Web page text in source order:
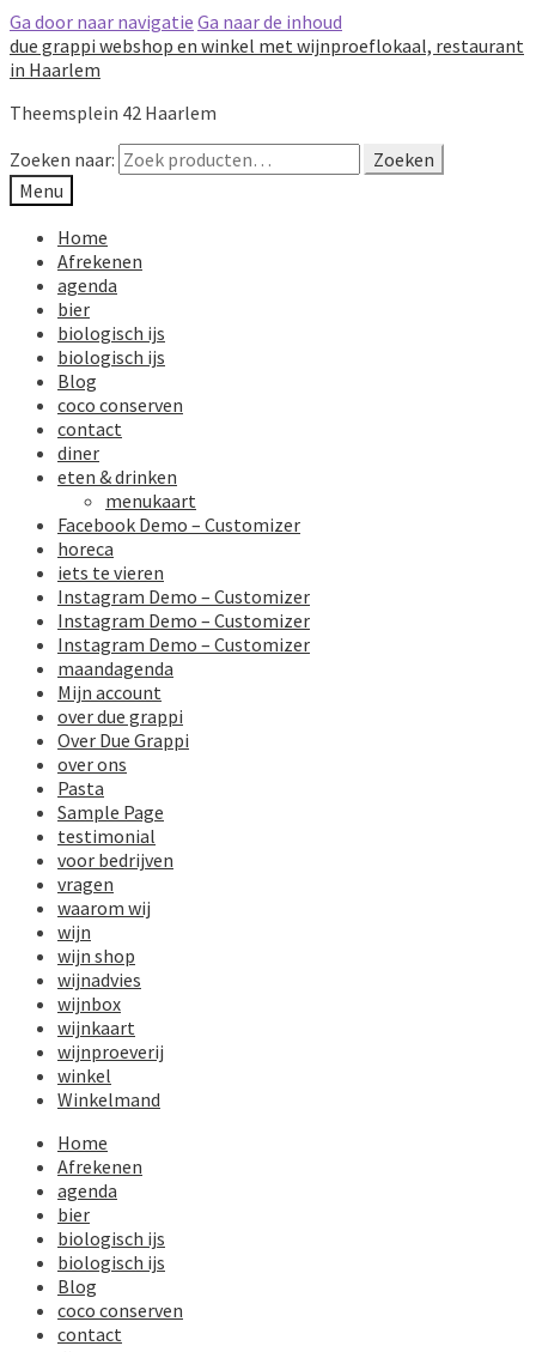
Ga door naar navigatie Ga naar de inhoud
due grappi webshop en winkel met wijnproeflokaal, restaurant
in Haarlem
Theemsplein 42 Haarlem
Zoeken naar:
Zoeken
Menu
Home
Afrekenen
agenda
bier
biologisch ijs
biologisch ijs
Blog
coco conserven
contact
diner
eten & drinken
menukaart
Facebook Demo – Customizer
horeca
iets te vieren
Instagram Demo – Customizer
Instagram Demo – Customizer
Instagram Demo – Customizer
maandagenda
Mijn account
over due grappi
Over Due Grappi
over ons
Pasta
Sample Page
testimonial
voor bedrijven
vragen
waarom wij
wijn
wijn shop
wijnadvies
wijnbox
wijnkaart
wijnproeverij
winkel
Winkelmand
Home
Afrekenen
agenda
bier
biologisch ijs
biologisch ijs
Blog
coco conserven
contact